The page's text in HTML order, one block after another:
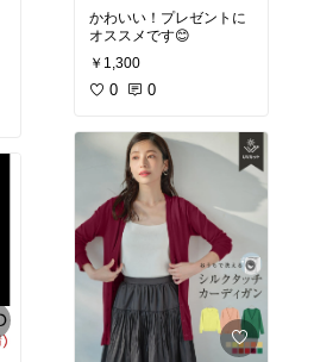
かわいい！プレゼントに
オススメです😊
￥1,300
0 0